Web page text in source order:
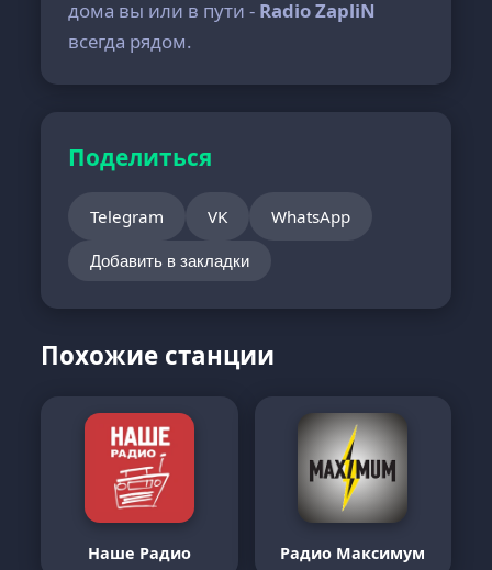
дома вы или в пути - Radio ZapliN
всегда рядом.
Поделиться
Telegram VK WhatsApp
Добавить в закладки
Похожие станции
Наше Радио Радио Максимум